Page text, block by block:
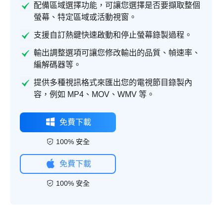
配備區域選擇功能，可讓您選擇是否要擷取整個
螢幕、特定區域或活動視窗。
支援自訂熱鍵快速啟動和停止螢幕錄製過程。
輸出調整選項可讓您修改輸出的品質、幀速率、
編解碼器等。
提供多種視訊格式來匯出您的電視節目錄製內
容，例如 MP4、MOV、WMV 等。
免費下載
100% 安全
免費下載
100% 安全